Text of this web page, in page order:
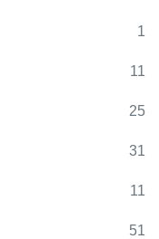
1
11
25
31
11
51